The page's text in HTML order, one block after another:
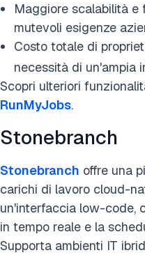
Maggiore scalabilità
mutevoli esigenze
Costo totale di
necessità di un'ampia
Scopri ulteriori
RunMyJobs.
Stonebranch
Stonebranch offre una
carichi di lavoro cloud-
un'interfaccia low-code,
in tempo reale e la
Supporta ambienti IT